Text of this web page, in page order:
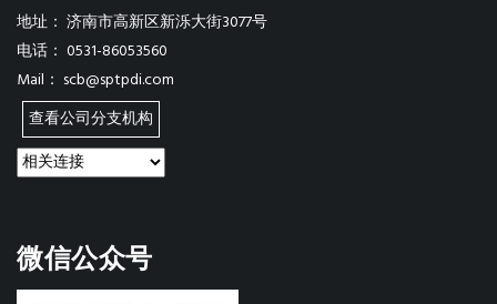
地址： 济南市高新区新泺大街3077号
电话： 0531-86053560
Mail： scb@sptpdi.com
查看公司分支机构
微信公众号